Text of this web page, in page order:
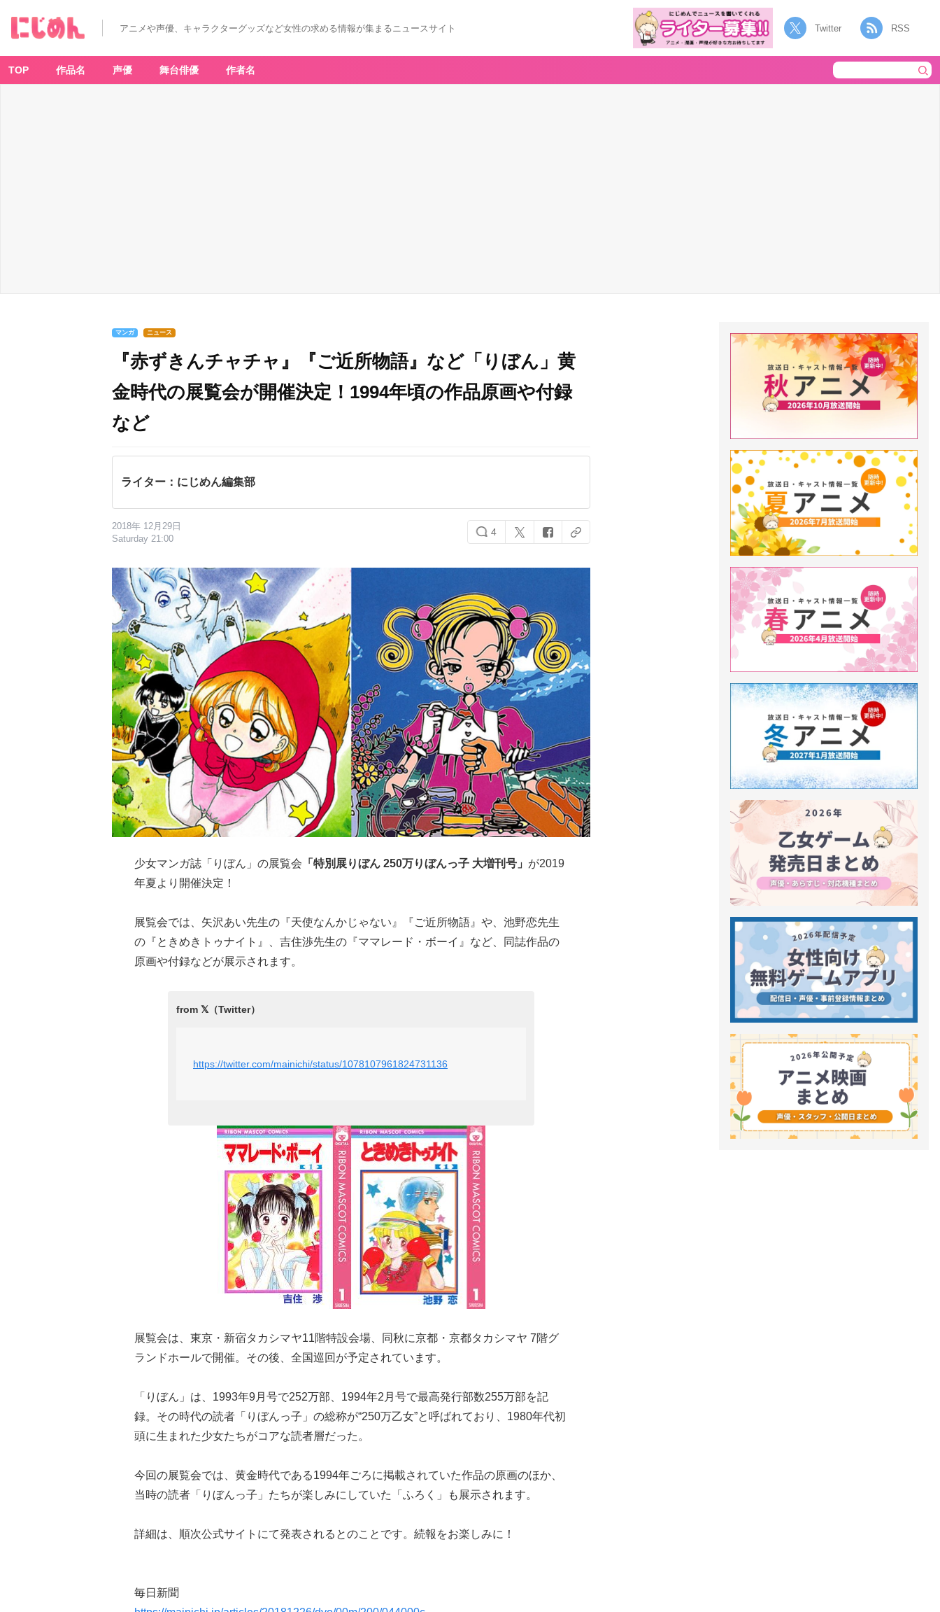
アニメや声優、キャラクターグッズなど女性の求める情報が集まるニュースサイト Twitter RSS
TOP 作品名 声優 舞台俳優 作者名
マンガ ニュース
『赤ずきんチャチャ』『ご近所物語』など「りぼん」黄
金時代の展覧会が開催決定！1994年頃の作品原画や付録
など
ライター：にじめん編集部
2018年 12月29日
Saturday 21:00
4
少女マンガ誌「りぼん」の展覧会 「特別展りぼん 250万りぼんっ子 大増刊号」 が2019
年夏より開催決定！
展覧会では、矢沢あい先生の『天使なんかじゃない』『ご近所物語』や、池野恋先生
の『ときめきトゥナイト』、吉住渉先生の『ママレード・ボーイ』など、同誌作品の
原画や付録などが展示されます。
https://twitter.com/mainichi/status/1078107961824731136
展覧会は、東京・新宿タカシマヤ11階特設会場、同秋に京都・京都タカシマヤ 7階グ
ランドホールで開催。その後、全国巡回が予定されています。
「りぼん」は、1993年9月号で252万部、1994年2月号で最高発行部数255万部を記
録。その時代の読者「りぼんっ子」の総称が“250万乙女”と呼ばれており、1980年代初
頭に生まれた少女たちがコアな読者層だった。
今回の展覧会では、黄金時代である1994年ごろに掲載されていた作品の原画のほか、
当時の読者「りぼんっ子」たちが楽しみにしていた「ふろく」も展示されます。
詳細は、順次公式サイトにて発表されるとのことです。続報をお楽しみに！
毎日新聞